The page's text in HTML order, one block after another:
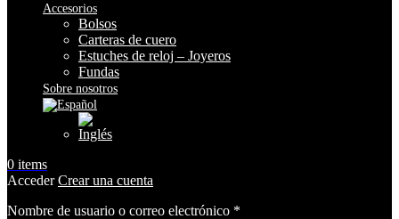
Accesorios
Bolsos
Carteras de cuero
Estuches de reloj – Joyeros
Fundas
Sobre nosotros
0 items
AccederCrear una cuenta
Nombre de usuario o correo electrónico *